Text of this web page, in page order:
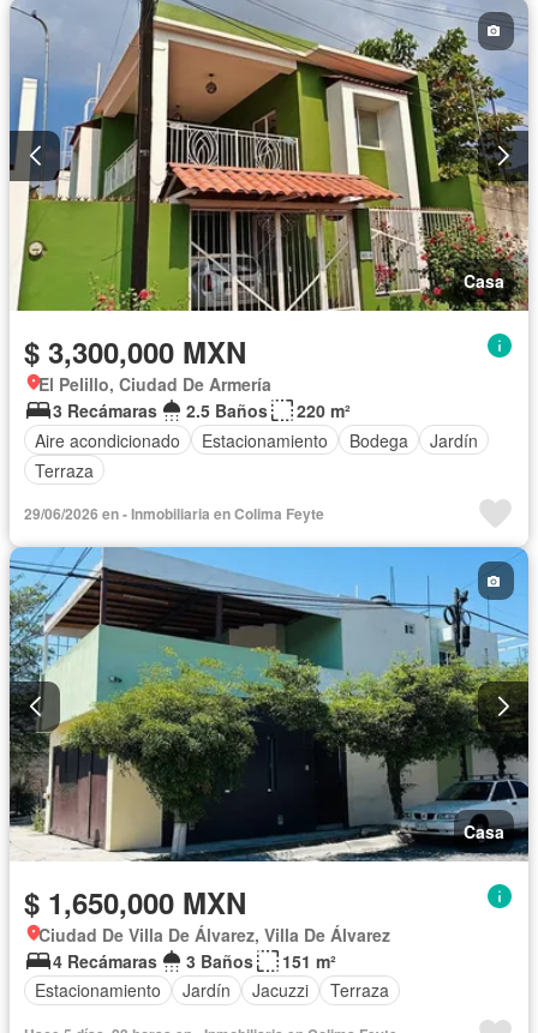
Casa
$ 3,300,000 MXN
El Pelillo, Ciudad De Armería
3 Recámaras
2.5 Baños
220 m²
Aire acondicionado
Estacionamiento Bodega
Jardín
Terraza
29/06/2026 en - Inmobiliaria en Colima Feyte
Casa
$ 1,650,000 MXN
Ciudad De Villa De Álvarez, Villa De Álvarez
4 Recámaras
3 Baños
151 m²
Estacionamiento
Jardín Jacuzzi Terraza